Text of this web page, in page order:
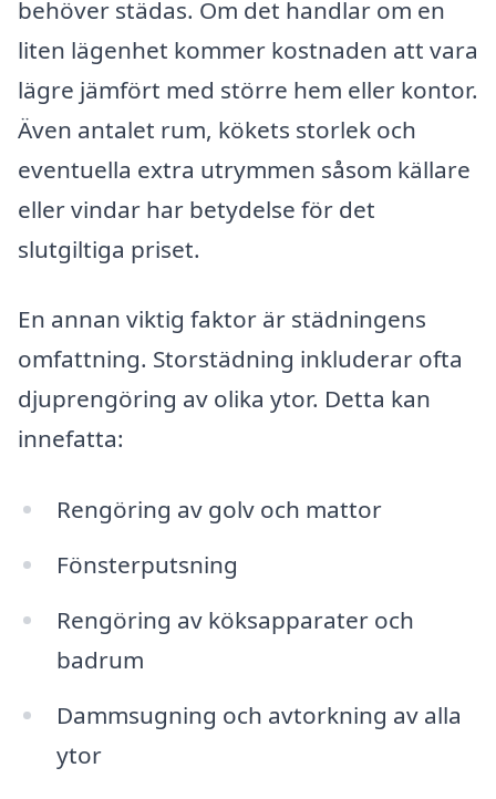
behöver städas. Om det handlar om en
liten lägenhet kommer kostnaden att vara
lägre jämfört med större hem eller kontor.
Även antalet rum, kökets storlek och
eventuella extra utrymmen såsom källare
eller vindar har betydelse för det
slutgiltiga priset.
En annan viktig faktor är städningens
omfattning. Storstädning inkluderar ofta
djuprengöring av olika ytor. Detta kan
innefatta:
Rengöring av golv och mattor
Fönsterputsning
Rengöring av köksapparater och
badrum
Dammsugning och avtorkning av alla
ytor